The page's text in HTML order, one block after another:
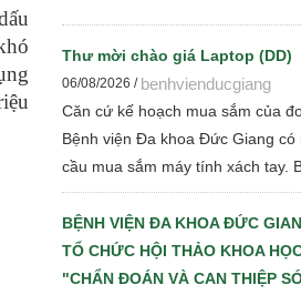
Thư mời chào giá Laptop (DD)
06/08/2026 / benhvienducgiang
Căn cứ kế hoạch mua sắm của
Bệnh viện Đa khoa Đức Giang có
cầu mua sắm máy tính xách tay.
viện kính đề nghị các đơn vị, tổ
có đủ tư cách pháp nhân tham gia
giá cạnh tranh để Bệnh viện thực
các bước đấu thầu theo quy định
BỆNH VIỆN ĐA KHOA ĐỨC
TỔ CHỨC HỘI THẢO KHOA
"CHẨN ĐOÁN VÀ CAN THIỆP